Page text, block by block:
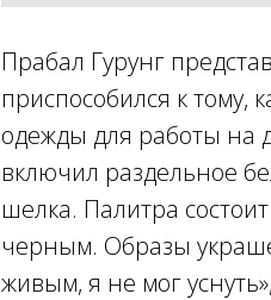
Прабал Гурунг
приспособился к тому,
одежды для работы на
включил раздельное
шелка. Палитра
черным. Образы
живым, я не мог